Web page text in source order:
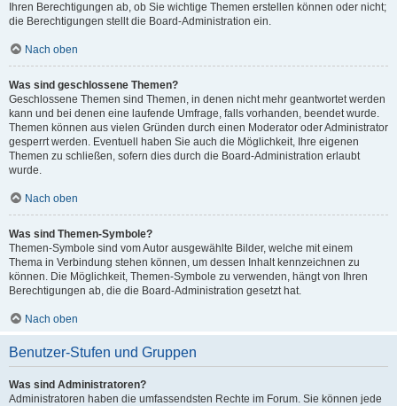
Ihren Berechtigungen ab, ob Sie wichtige Themen erstellen können oder nicht;
die Berechtigungen stellt die Board-Administration ein.
Nach oben
Was sind geschlossene Themen?
Geschlossene Themen sind Themen, in denen nicht mehr geantwortet werden
kann und bei denen eine laufende Umfrage, falls vorhanden, beendet wurde.
Themen können aus vielen Gründen durch einen Moderator oder Administrator
gesperrt werden. Eventuell haben Sie auch die Möglichkeit, Ihre eigenen
Themen zu schließen, sofern dies durch die Board-Administration erlaubt
wurde.
Nach oben
Was sind Themen-Symbole?
Themen-Symbole sind vom Autor ausgewählte Bilder, welche mit einem
Thema in Verbindung stehen können, um dessen Inhalt kennzeichnen zu
können. Die Möglichkeit, Themen-Symbole zu verwenden, hängt von Ihren
Berechtigungen ab, die die Board-Administration gesetzt hat.
Nach oben
Benutzer-Stufen und Gruppen
Was sind Administratoren?
Administratoren haben die umfassendsten Rechte im Forum. Sie können jede